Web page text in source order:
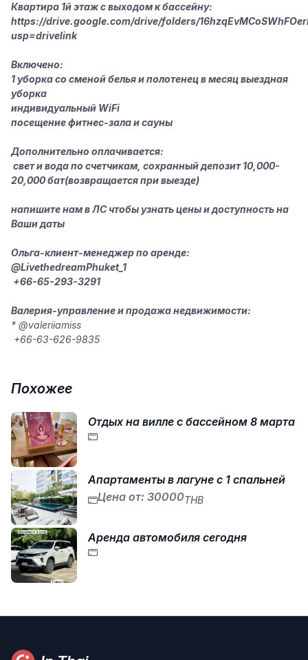
Квартира 1й этаж с выходом к бассейну:
https://drive.google.com/drive/folders/
usp=drivelink
Включено:
1 уборка со сменой белья и полотенец в месяц выездная
уборка
индивидуальный WiFi
посещение фитнес-зала и сауны
Дополнительно оплачивается:
️ свет и вода по счетчикам, сохранный депозит 10,000-
20,000 бат(возвращается при выезде)
напишите нам в ЛС чтобы узнать цены и доступность на
Ваши даты
Ольга-клиент-менеджер по аренде:
@LivethedreamPhuket_1
️ +66-65-293-3291
Валерия-управление и продажа недвижимости:
* @valeriiamiss
️ +66-63-626-9835
Похожее
Отдых на вилле с бассейном 8 марта
Апартаменты в лагуне с 1 спальней
Цена от: 30000THB
Аренда автомобиля сегодня